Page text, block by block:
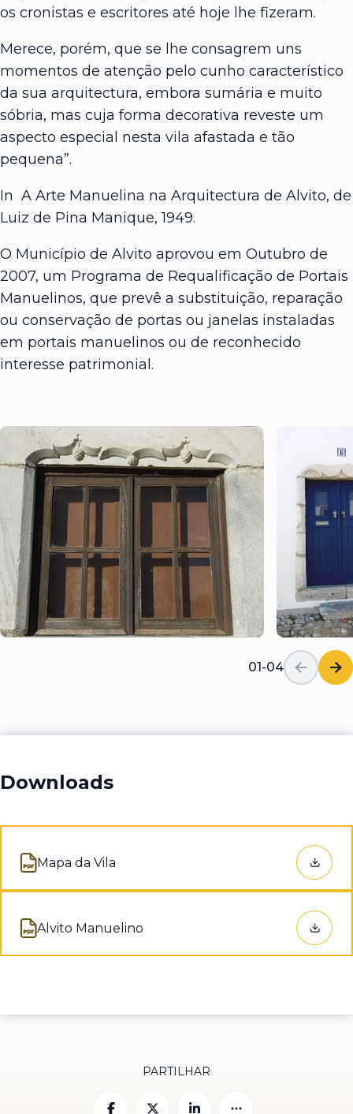
os cronistas e escritores até hoje lhe fizeram.
Merece, porém, que se lhe consagrem uns
momentos de atenção pelo cunho característico
da sua arquitectura, embora sumária e muito
sóbria, mas cuja forma decorativa reveste um
aspecto especial nesta vila afastada e tão
pequena”.
In A Arte Manuelina na Arquitectura de Alvito, de
Luiz de Pina Manique, 1949.
O Município de Alvito aprovou em Outubro de
2007, um Programa de Requalificação de Portais
Manuelinos, que prevê a substituição, reparação
ou conservação de portas ou janelas instaladas
em portais manuelinos ou de reconhecido
interesse patrimonial.
01-04
Downloads
Mapa da Vila
Abre num novo separador
Alvito Manuelino
Abre num novo separador
PARTILHAR